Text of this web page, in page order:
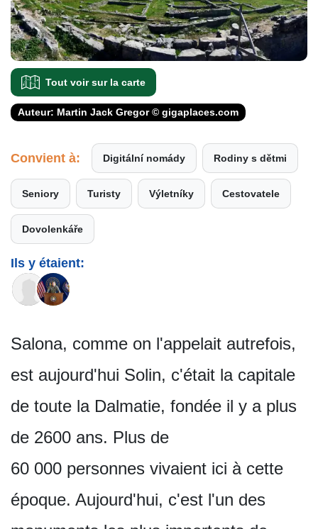
Tout voir sur la carte
Auteur: Martin Jack Gregor © gigaplaces.com
Convient à: Digitální nomády Rodiny s dětmi
Seniory Turisty Výletníky Cestovatele
Dovolenkáře
Ils y étaient:
Salona, comme on l'appelait autrefois,
est aujourd'hui Solin, c'était la capitale
de toute la Dalmatie, fondée il y a plus
de 2600 ans. Plus de
60 000 personnes vivaient ici à cette
époque. Aujourd'hui, c'est l'un des